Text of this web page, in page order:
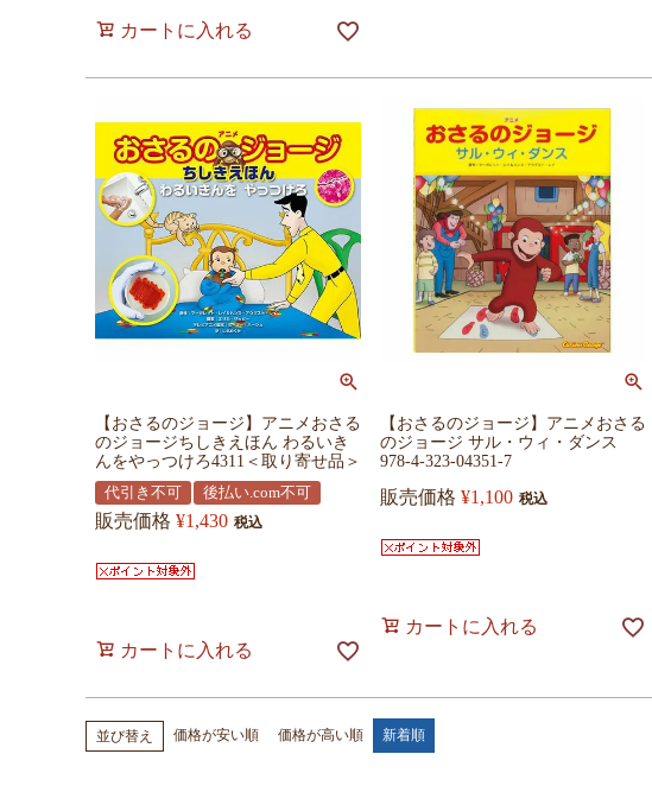
カートに入れる
【おさるのジョージ】アニメおさる
のジョージちしきえほん わるいき
んをやっつけろ4311＜取り寄せ品＞
代引き不可 後払い.com不可
販売価格 ¥1,430 税込
カートに入れる
【おさるのジョージ】アニメおさる
のジョージ サル・ウィ・ダンス
978-4-323-04351-7
販売価格 ¥1,100 税込
カートに入れる
並び替え 価格が安い順 価格が高い順 新着順